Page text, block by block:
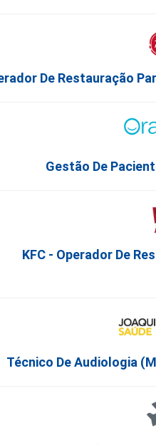
De Restauração
Gestão De
KFC - Operador De
Técnico De Audiologia